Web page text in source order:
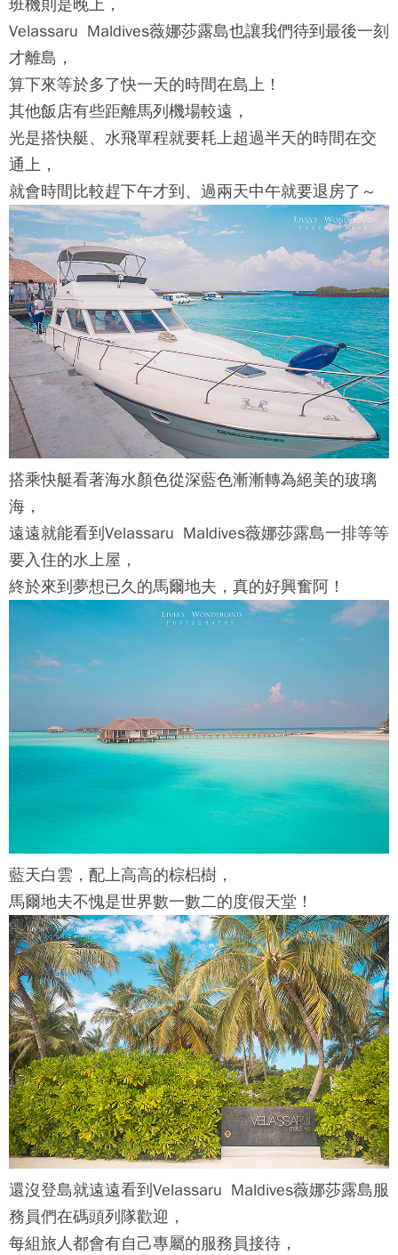
班機則是晚上，
Velassaru Maldives薇娜莎露島也讓我們待到最後一刻
才離島，
算下來等於多了快一天的時間在島上！
其他飯店有些距離馬列機場較遠，
光是搭快艇、水飛單程就要耗上超過半天的時間在交
通上，
就會時間比較趕下午才到、過兩天中午就要退房了～
搭乘快艇看著海水顏色從深藍色漸漸轉為絕美的玻璃
海，
遠遠就能看到 Velassaru Maldives薇娜莎露島一排等等
要入住的水上屋，
終於來到夢想已久的馬爾地夫，真的好興奮阿！
藍天白雲，配上高高的棕梠樹，
馬爾地夫不愧是世界數一數二的度假天堂！
還沒登島就遠遠看到 Velassaru Maldives薇娜莎露島服
務員們在碼頭列隊歡迎，
每組旅人都會有自己專屬的服務員接待，